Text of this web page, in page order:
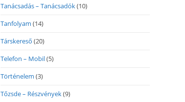
Tanácsadás – Tanácsadók(10)
Tanfolyam (14)
Társkereső (20)
Telefon – Mobil(5)
Történelem (3)
Tőzsde – Részvények(9)